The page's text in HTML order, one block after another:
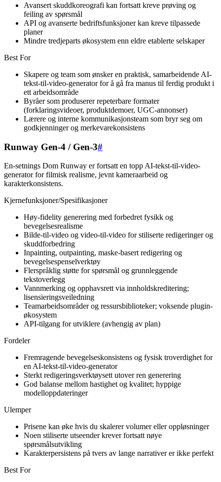
Avansert skuddkoreografi kan fortsatt kreve prøving og
feiling av spørsmål
API og avanserte bedriftsfunksjoner kan kreve tilpassede
planer
Mindre tredjeparts økosystem enn eldre etablerte selskaper
Best For
Skapere og team som ønsker en praktisk, samarbeidende AI-
tekst-til-video-generator for å gå fra manus til ferdig produkt i
ett arbeidsområde
Byråer som produserer repeterbare formater
(forklaringsvideoer, produktdemoer, UGC-annonser)
Lærere og interne kommunikasjonsteam som bryr seg om
godkjenninger og merkevarekonsistens
Runway Gen-4 / Gen-3#
En-setnings Dom Runway er fortsatt en topp AI-tekst-til-video-
generator for filmisk realisme, jevnt kameraarbeid og
karakterkonsistens.
Kjernefunksjoner/Spesifikasjoner
Høy-fidelity generering med forbedret fysikk og
bevegelsesrealisme
Bilde-til-video og video-til-video for stiliserte redigeringer og
skuddforbedring
Inpainting, outpainting, maske-basert redigering og
bevegelsespenselverktøy
Flerspråklig støtte for spørsmål og grunnleggende
tekstoverlegg
Vannmerking og opphavsrett via innholdskreditering;
lisensieringsveiledning
Teamarbeidsområder og ressursbiblioteker; voksende plugin-
økosystem
API-tilgang for utviklere (avhengig av plan)
Fordeler
Fremragende bevegelseskonsistens og fysisk troverdighet for
en AI-tekst-til-video-generator
Sterkt redigeringsverktøysett utover ren generering
God balanse mellom hastighet og kvalitet; hyppige
modelloppdateringer
Ulemper
Prisene kan øke hvis du skalerer volumer eller oppløsninger
Noen stiliserte utseender krever fortsatt nøye
spørsmålsutvikling
Karakterpersistens på tvers av lange narrativer er ikke perfekt
Best For